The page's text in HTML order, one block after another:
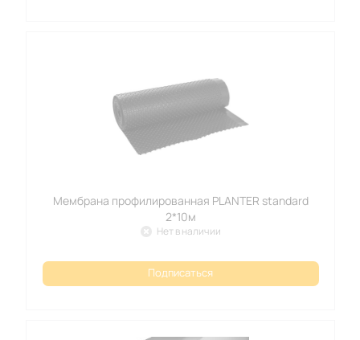
Мембрана профилированная PLANTER standard
2*10м
Нет в наличии
Подписаться